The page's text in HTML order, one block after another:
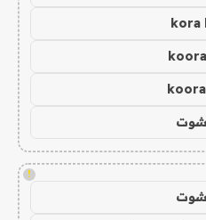
kora
شوت
!
شوت